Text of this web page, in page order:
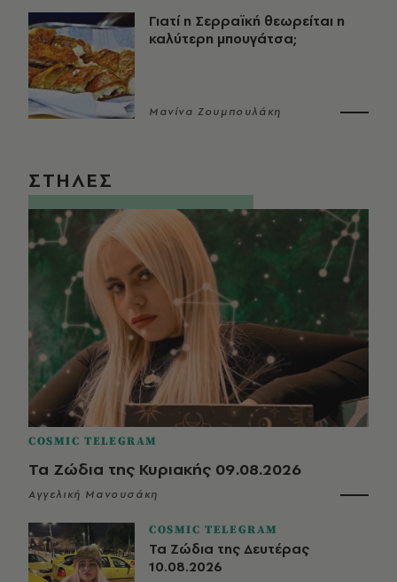
Γιατί η Σερραϊκή θεωρείται η
καλύτερη μπουγάτσα;
Μανίνα Ζουμπουλάκη
ΣΤΗΛΕΣ
COSMIC TELEGRAM
Τα Ζώδια της Κυριακής 09.08.2026
Αγγελική Μανουσάκη
COSMIC TELEGRAM
Τα Ζώδια της Δευτέρας
10.08.2026